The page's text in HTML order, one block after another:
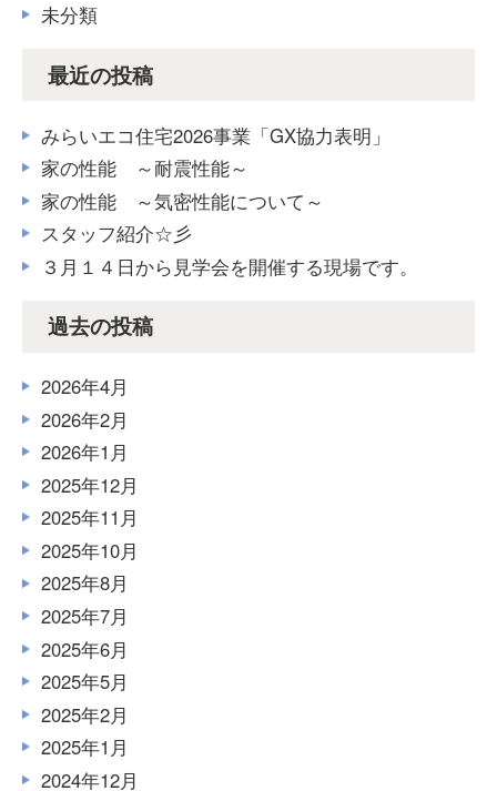
未分類
最近の投稿
みらいエコ住宅2026事業「GX協力表明」
家の性能 ～耐震性能～
家の性能 ～気密性能について～
スタッフ紹介☆彡
３月１４日から見学会を開催する現場です。
過去の投稿
2026年4月
2026年2月
2026年1月
2025年12月
2025年11月
2025年10月
2025年8月
2025年7月
2025年6月
2025年5月
2025年2月
2025年1月
2024年12月